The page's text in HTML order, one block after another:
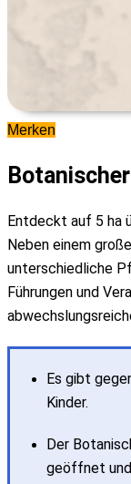
Merken
Entdeckt auf 5 ha
Neben einem
unterschiedliche
Führungen und
Es gibt
Kinder.
Der
geöffnet